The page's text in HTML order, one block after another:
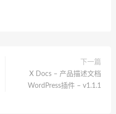
下一篇
X Docs – 产品描述文档
WordPress插件 – v1.1.1